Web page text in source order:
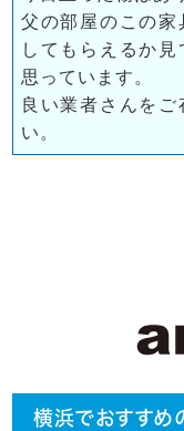
父の部屋のこの家
してもらえるか
思っています。
良い業者さんを
い。
横浜でおすすめ